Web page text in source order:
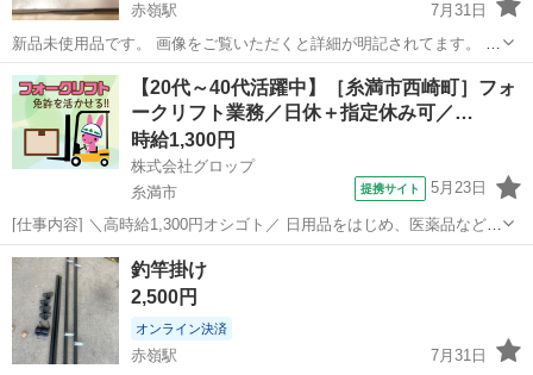
赤嶺駅
7月31日
新品未使用品です。 画像をご覧いただくと詳細が明記されてます。 ノ
ークレーム、ノーリターンでお願いします。
沖縄 豊見城市 赤嶺駅 内装、インテリア
【20代～40代活躍中】［糸満市西崎町］フォ
ークリフト業務／日休＋指定休み可／…
時給1,300円
株式会社グロップ
糸満市
提携サイト 5月23日
[仕事内容] ＼高時給1,300円オシゴト／ 日用品をはじめ、医薬品など幅
広い製品を取り扱っている倉庫！ 浅築の綺麗な職場です♪ 【フォーク
リフト業務と軽作業】 《仕事内容》 （雇入れ直後） 倉庫内でのフォ
ークリフト...
沖縄 糸満市 工場
釣竿掛け
2,500円
オンライン決済
赤嶺駅
7月31日